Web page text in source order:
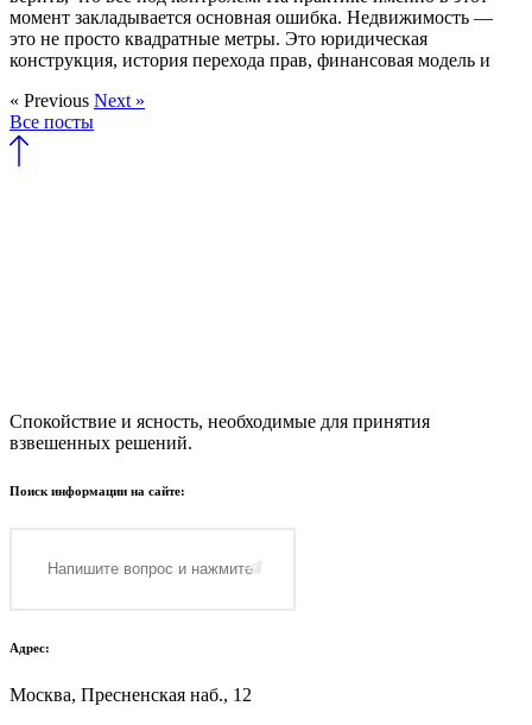
момент закладывается основная ошибка. Недвижимость —
это не просто квадратные метры. Это юридическая
конструкция, история перехода прав, финансовая модель и
« Previous Next »
Все посты
Спокойствие и ясность, необходимые для принятия
взвешенных решений.
Поиск информации на сайте:
Адрес:
Москва, Пресненская наб., 12